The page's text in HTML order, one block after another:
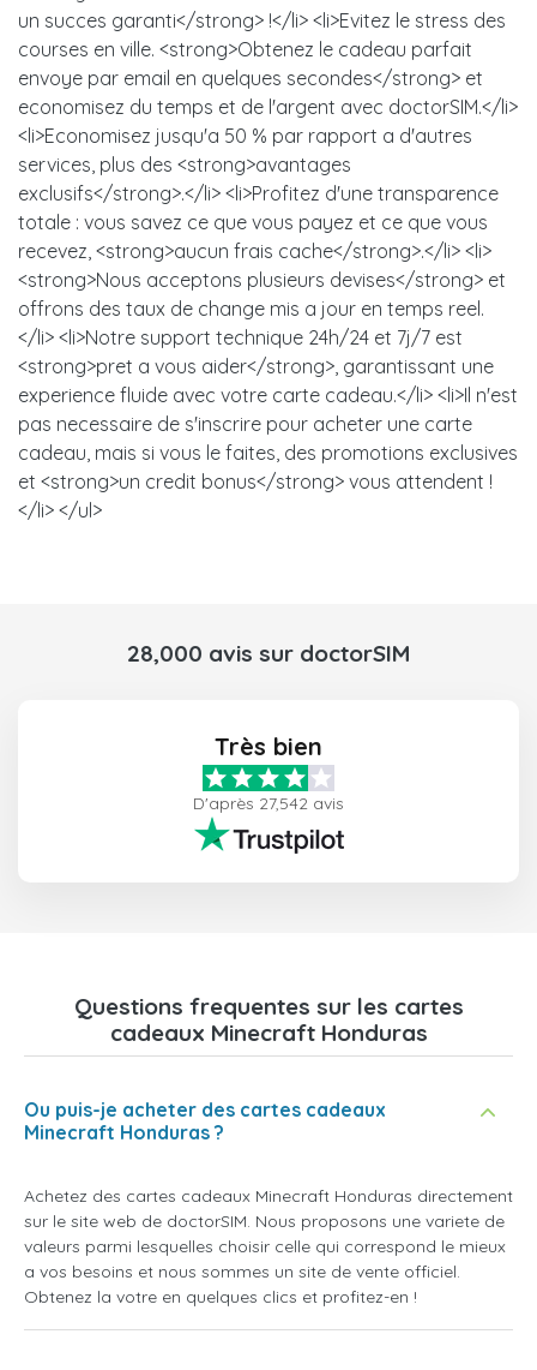
un succes garanti</strong> !</li> <li>Evitez le stress des
courses en ville. <strong>Obtenez le cadeau parfait
envoye par email en quelques secondes</strong> et
economisez du temps et de l'argent avec doctorSIM.</li>
<li>Economisez jusqu'a 50 % par rapport a d'autres
services, plus des <strong>avantages
exclusifs</strong>.</li> <li>Profitez d'une transparence
totale : vous savez ce que vous payez et ce que vous
recevez, <strong>aucun frais cache</strong>.</li> <li>
<strong>Nous acceptons plusieurs devises</strong> et
offrons des taux de change mis a jour en temps reel.
</li> <li>Notre support technique 24h/24 et 7j/7 est
<strong>pret a vous aider</strong>, garantissant une
experience fluide avec votre carte cadeau.</li> <li>Il n'est
pas necessaire de s'inscrire pour acheter une carte
cadeau, mais si vous le faites, des promotions exclusives
et <strong>un credit bonus</strong> vous attendent !
</li> </ul>
28,000 avis sur doctorSIM
Très bien
D'après 27,542 avis
Questions frequentes sur les cartes
cadeaux Minecraft Honduras
Ou puis-je acheter des cartes cadeaux
Minecraft Honduras ?
Achetez des cartes cadeaux Minecraft Honduras directement
sur le site web de doctorSIM. Nous proposons une variete de
valeurs parmi lesquelles choisir celle qui correspond le mieux
a vos besoins et nous sommes un site de vente officiel.
Obtenez la votre en quelques clics et profitez-en !